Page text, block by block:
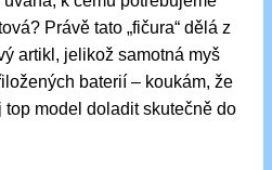
Právě tato „fičura“ dělá z
artikl, jelikož samotná myš
baterií – koukám, že
model doladit skutečně do